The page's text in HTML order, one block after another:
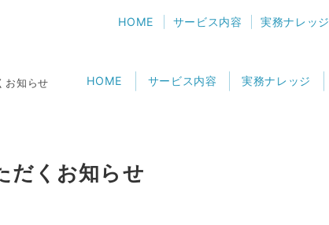
HOME サービス内容 実務ナレッジ
HOME サービス内容 実務ナレッジ
お知らせ
だくお知らせ